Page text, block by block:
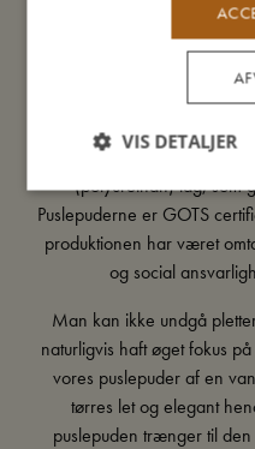
Bløde og
i
Alle vores puslepuder er
som giver en ufattelig
babyens hud.
(polyurethan) lag, som
Puslepuderne er GOTS
produktionen har været
og social
Man kan ikke undgå
naturligvis haft øget fokus
vores puslepuder af en
tørres let og elegant
puslepuden trænger til
VIS DETALJER